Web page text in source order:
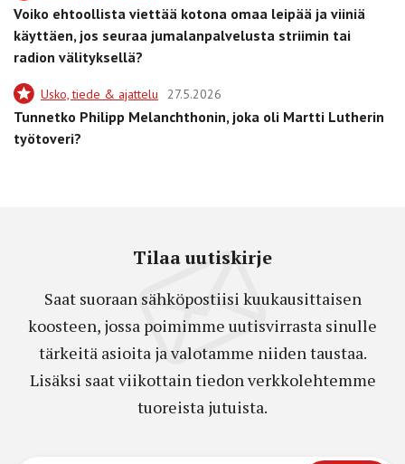
Voiko ehtoollista viettää kotona omaa leipää ja viiniä
käyttäen, jos seuraa jumalanpalvelusta striimin tai
radion välityksellä?
Usko, tiede & ajattelu 27.5.2026
Tunnetko Philipp Melanchthonin, joka oli Martti Lutherin
työtoveri?
Tilaa uutiskirje
Saat suoraan sähköpostiisi kuukausittaisen
koosteen, jossa poimimme uutisvirrasta sinulle
tärkeitä asioita ja valotamme niiden taustaa.
Lisäksi saat viikottain tiedon verkkolehtemme
tuoreista jutuista.